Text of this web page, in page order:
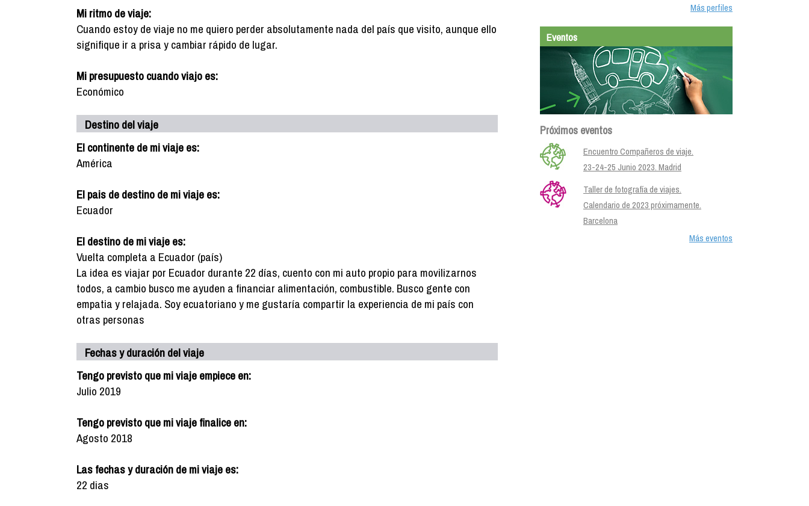
Mi ritmo de viaje:
Cuando estoy de viaje no me quiero perder absolutamente nada del país que visito, aunque ello
signifique ir a prisa y cambiar rápido de lugar.
Mi presupuesto cuando viajo es:
Económico
Destino del viaje
El continente de mi viaje es:
América
El pais de destino de mi viaje es:
Ecuador
El destino de mi viaje es:
Vuelta completa a Ecuador (país)
La idea es viajar por Ecuador durante 22 días, cuento con mi auto propio para movilizarnos
todos, a cambio busco me ayuden a financiar alimentación, combustible. Busco gente con
empatia y relajada. Soy ecuatoriano y me gustaría compartir la experiencia de mi país con
otras personas
Fechas y duración del viaje
Tengo previsto que mi viaje empiece en:
Julio 2019
Tengo previsto que mi viaje finalice en:
Agosto 2018
Las fechas y duración de mi viaje es:
22 dias
Más perfiles
Eventos
Próximos eventos
Encuentro Compañeros de viaje.
23-24-25 Junio 2023. Madrid
Taller de fotografía de viajes.
Calendario de 2023 próximamente.
Barcelona
Más eventos